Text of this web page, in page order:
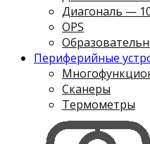
Диагональ —
OPS
Периферийные
Сканеры
Термометры